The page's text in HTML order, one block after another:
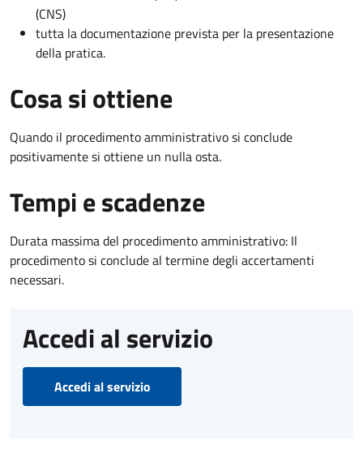
(CNS)
tutta la documentazione prevista per la presentazione
della pratica.
Cosa si ottiene
Quando il procedimento amministrativo si conclude
positivamente si ottiene un nulla osta.
Tempi e scadenze
Durata massima del procedimento amministrativo: Il
procedimento si conclude al termine degli accertamenti
necessari.
Accedi al servizio
Accedi al servizio